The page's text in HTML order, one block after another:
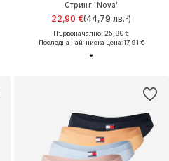
Стринг 'Nova'
22,90 €(44,79 лв.³)
Първоначално: 25,90 €
Последна най-ниска цена:17,91 €